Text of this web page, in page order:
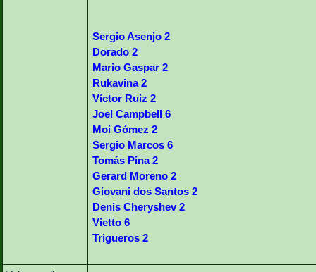
Sergio Asenjo 2
Dorado 2
Mario Gaspar 2
Rukavina 2
Víctor Ruiz 2
Joel Campbell 6
Moi Gómez 2
Sergio Marcos 6
Tomás Pina 2
Gerard Moreno 2
Giovani dos Santos 2
Denis Cheryshev 2
Vietto 6
Trigueros 2